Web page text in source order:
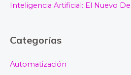
Inteligencia Artificial: El Nuevo
Categorías
Automatización